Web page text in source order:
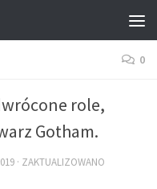
0
role,
Gotham.
· ZAKTUALIZOWANO